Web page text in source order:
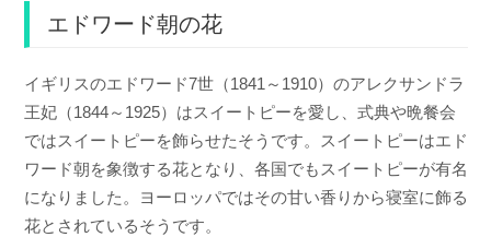
エドワード朝の花
イギリスのエドワード7世（1841～1910）のアレクサンドラ
王妃（1844～1925）はスイートピーを愛し、式典や晩餐会
ではスイートピーを飾らせたそうです。スイートピーはエド
ワード朝を象徴する花となり、各国でもスイートピーが有名
になりました。ヨーロッパではその甘い香りから寝室に飾る
花とされているそうです。